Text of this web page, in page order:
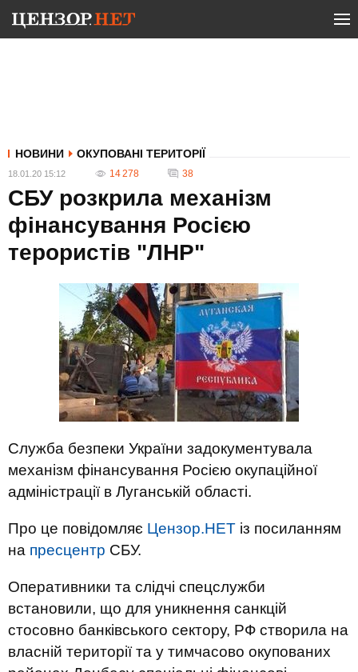
НОВИНИ ОКУПОВАНІ ТЕРИТОРІЇ
18.01.20 15:12 14 278 38
СБУ розкрила механізм
фінансування Росією
терористів "ЛНР"
Служба безпеки України задокументувала
механізм фінансування Росією окупаційної
адміністрації в Луганській області.
Про це повідомляє Цензор.НЕТ із посиланням
на пресцентр СБУ.
Оперативники та слідчі спецслужби
встановили, що для уникнення санкцій
стосовно банківського сектору, РФ створила на
власній території та у тимчасово окупованих